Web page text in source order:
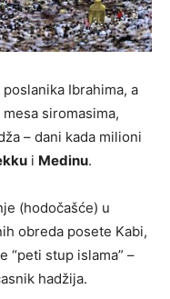
Ibrahima, a
siromasima,
– dani kada milioni
i Medinu.
(hodočašće) u
obreda posete Kabi,
“peti stup islama” –
hadžija.